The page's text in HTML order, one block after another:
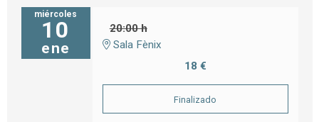
miércoles
10
ene
20:00 h
Sala Fènix
18 €
Finalizado